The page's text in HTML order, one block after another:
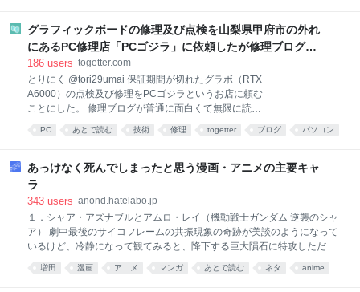
グラフィックボードの修理及び点検を山梨県甲府市の外れ
にあるPC修理店「PCゴジラ」に依頼したが修理ブログが
面白くて無限に読めてしまう
186 users togetter.com
とりにく @tori29umai 保証期間が切れたグラボ（RTX
A6000）の点検及び修理をPCゴジラというお店に頼む
ことにした。 修理ブログが普通に面白くて無限に読ん
でしまうなコレ… pc-godzilla.com/category/%e3%8…
2026-08-04 17:55:30 グラボの修理 - パソコン修理専
損傷・電源回路の異常・映像出力の不具合など、豊富
な修理実績をもとにグラボの修理に特化して対応して
います。見積もり無料・全国対応・メーカー修理より
PCゴジラ
PC あとで読む 技術 修理 togetter ブログ パソコン
あっけなく死んでしまったと思う漫画・アニメの主要キャ
ラ
343 users anond.hatelabo.jp
１．シャア・アズナブルとアムロ・レイ（機動戦士ガンダム 逆襲のシャ
ア） 劇中最後のサイコフレームの共振現象の奇跡が美談のようになって
いるけど、冷静になって観てみると、降下する巨大隕石に特攻しただ
け。 あの場面で「他者と誤解なく分かり合えるようになる」というニュ
ータイプの理想への答えだ、と言われてもピンと来なかった。 ２．内海
増田 漫画 アニメ マンガ あとで読む ネタ anime